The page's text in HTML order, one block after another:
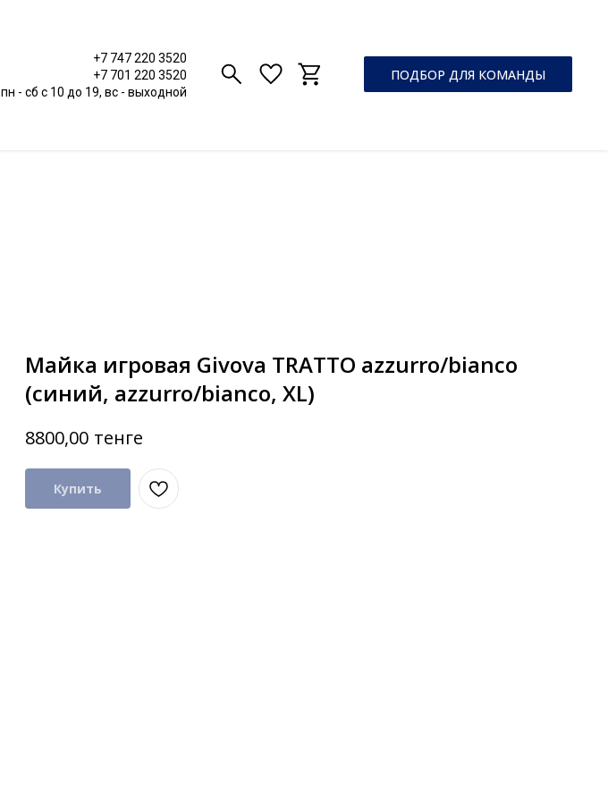
+7 747 220 3520
+7 701 220 3520
пн - сб c 10 до 19, вс - выходной
ПОДБОР ДЛЯ КОМАНДЫ
Майка игровая Givova TRATTO azzurro/bianco
(синий, azzurro/bianco, XL)
8800,00 тенге
Купить